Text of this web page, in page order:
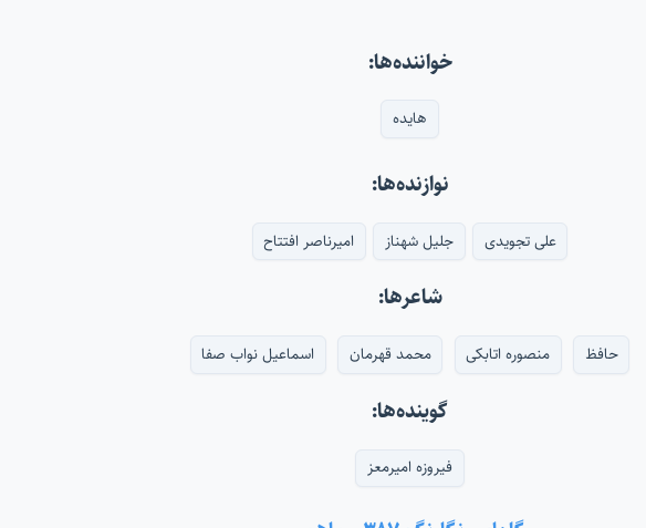
خواننده‌ها:
هایده
نوازنده‌ها:
علی تجویدی جلیل شهناز امیرناصر افتتاح
شاعرها:
حافظ منصوره اتابکی محمد قهرمان اسماعیل نواب صفا
گوینده‌ها:
فیروزه امیرمعز